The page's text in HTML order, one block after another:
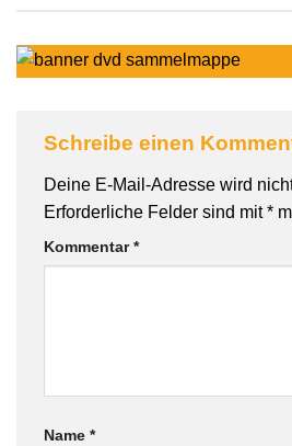
Schreibe einen
Deine E-Mail-Adresse wird
Erforderliche Felder sind mit*
Kommentar*
Name *